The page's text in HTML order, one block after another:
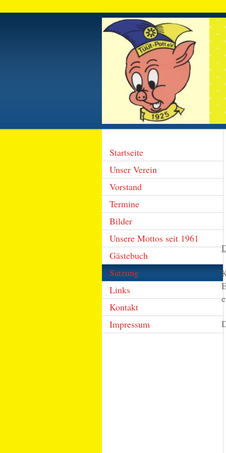
Startseite
Unser Verein
Vorstand
Termine
Bilder
Unsere Mottos seit 1961
Gästebuch
Satzung
Links
Kontakt
Impressum